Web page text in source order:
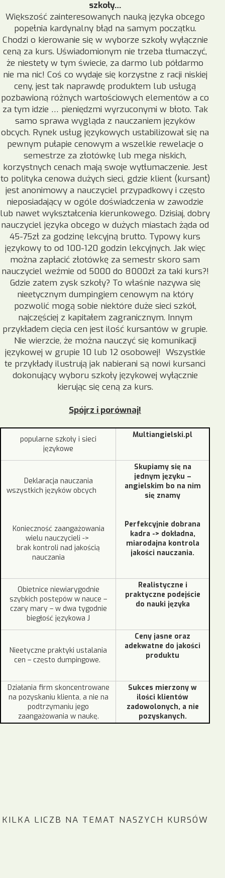
szkoły…
Większość zainteresowanych nauką języka obcego
popełnia kardynalny błąd na samym początku.
Chodzi o kierowanie się w wyborze szkoły wyłącznie
ceną za kurs. Uświadomionym nie trzeba tłumaczyć,
że niestety w tym świecie, za darmo lub półdarmo
nie ma nic! Coś co wydaje się korzystne z racji niskiej
ceny, jest tak naprawdę produktem lub usługą
pozbawioną różnych wartościowych elementów a co
za tym idzie … pieniędzmi wyrzuconymi w błoto. Tak
samo sprawa wygląda z nauczaniem języków
obcych. Rynek usług językowych ustabilizował się na
pewnym pułapie cenowym a wszelkie rewelacje o
semestrze za złotówkę lub mega niskich,
korzystnych cenach mają swoje wytłumaczenie. Jest
to polityka cenowa dużych sieci, gdzie klient (kursant)
jest anonimowy a nauczyciel przypadkowy i często
nieposiadający w ogóle doświadczenia w zawodzie
lub nawet wykształcenia kierunkowego. Dzisiaj, dobry
nauczyciel języka obcego w dużych miastach żąda od
45-75zł za godzinę lekcyjną brutto. Typowy kurs
językowy to od 100-120 godzin lekcyjnych. Jak więc
można zapłacić złotówkę za semestr skoro sam
nauczyciel weźmie od 5000 do 8000zł za taki kurs?!
Gdzie zatem zysk szkoły? To właśnie nazywa się
nieetycznym dumpingiem cenowym na który
pozwolić mogą sobie niektóre duże sieci szkół,
najczęściej z kapitałem zagranicznym. Innym
przykładem cięcia cen jest ilość kursantów w grupie.
Nie wierzcie, że można nauczyć się komunikacji
językowej w grupie 10 lub 12 osobowej! Wszystkie
te przykłady ilustrują jak nabierani są nowi kursanci
dokonujący wyboru szkoły językowej wyłącznie
kierując się ceną za kurs.
Spójrz i porównaj!
popularne szkoły i sieci
językowe
Multiangielski.pl
Deklaracja nauczania
wszystkich języków obcych
Konieczność zaangażowania
wielu nauczycieli ->
brak kontroli nad jakością
nauczania
Skupiamy się na
jednym języku –
angielskim bo na nim
się znamy
Perfekcyjnie dobrana
kadra -> dokładna,
miarodajna kontrola
jakości nauczania.
Obietnice niewiarygodnie
szybkich postępów w nauce –
czary mary – w dwa tygodnie
biegłość językowa J
Realistyczne i
praktyczne podejście
do nauki języka
Nieetyczne praktyki ustalania
cen – często dumpingowe.
Ceny jasne oraz
adekwatne do jakości
produktu
Działania firm skoncentrowane
na pozyskaniu klienta, a nie na
podtrzymaniu jego
zaangażowania w naukę.
Sukces mierzony w
ilości klientów
zadowolonych, a nie
pozyskanych.
KILKA LICZB NA TEMAT NASZYCH KURSÓW